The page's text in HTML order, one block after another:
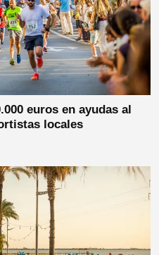
euros en ayudas al
locales